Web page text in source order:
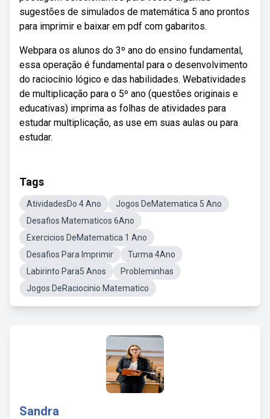
sugestões de simulados de matemática 5 ano prontos
para imprimir e baixar em pdf com gabaritos.
Webpara os alunos do 3º ano do ensino fundamental,
essa operação é fundamental para o desenvolvimento
do raciocínio lógico e das habilidades. Webatividades
de multiplicação para o 5º ano (questões originais e
educativas) imprima as folhas de atividades para
estudar multiplicação, as use em suas aulas ou para
estudar.
Tags
AtividadesDo 4 Ano
Jogos DeMatematica 5 Ano
Desafios Matematicos 6Ano
Exercicios DeMatematica 1 Ano
Desafios Para Imprimir
Turma 4Ano
Labirinto Para5 Anos
Probleminhas
Jogos DeRaciocinio Matematico
Sandra